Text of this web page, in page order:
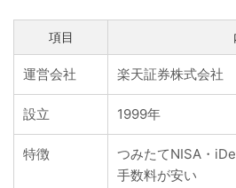
項目
運営会社 楽天証券株式会社
設立 1999年
特徴
つみたてNISA・
手数料が安い